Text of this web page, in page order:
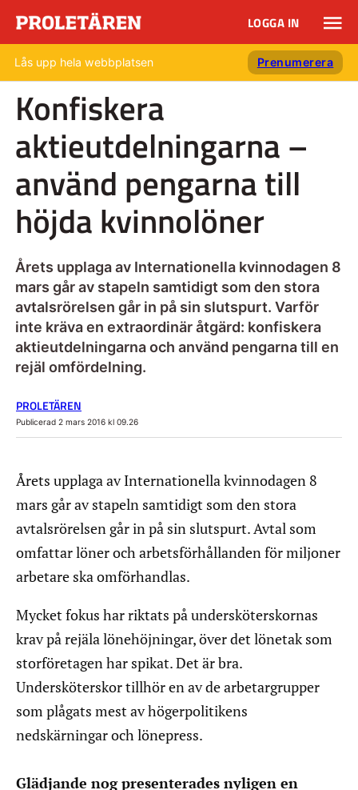
LOGGA IN
Lås upp hela webbplatsen Prenumerera
Konfiskera
aktieutdelningarna –
använd pengarna till
höjda kvinnolöner
Årets upplaga av Internationella kvinnodagen 8
mars går av stapeln samtidigt som den stora
avtalsrörelsen går in på sin slutspurt. Varför
inte kräva en extraordinär åtgärd: konfiskera
aktieutdelningarna och använd pengarna till en
rejäl omfördelning.
PROLETÄREN
Publicerad 2 mars 2016 kl 09.26
Årets upplaga av Internationella kvinnodagen 8
mars går av stapeln samtidigt som den stora
avtalsrörelsen går in på sin slutspurt. Avtal som
omfattar löner och arbetsförhållanden för miljoner
arbetare ska omförhandlas.
Mycket fokus har riktats på undersköterskornas
krav på rejäla lönehöjningar, över det lönetak som
storföretagen har spikat. Det är bra.
Undersköterskor tillhör en av de arbetargrupper
som plågats mest av högerpolitikens
nedskärningar och lönepress.
Glädjande nog presenterades nyligen en